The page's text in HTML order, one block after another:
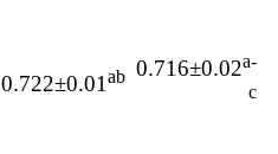
0.716±0.02a-
c
0.722±0.01ab